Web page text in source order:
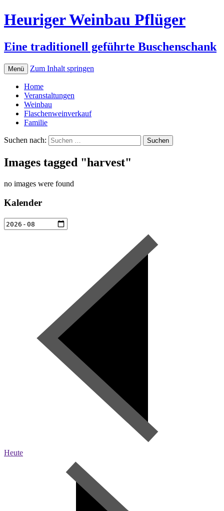
Heuriger Weinbau Pflüger
Eine traditionell geführte Buschenschank
Menü Zum Inhalt springen
Home
Veranstaltungen
Weinbau
Flaschenweinverkauf
Familie
Suchen nach:
Images tagged "harvest"
no images were found
Kalender
Heute